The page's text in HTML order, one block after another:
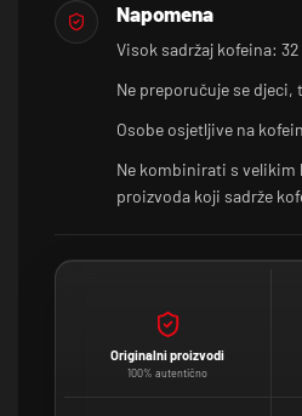
Napomena
Visok sadržaj kofeina:
Ne preporučuje se
Osobe osjetljive na
Ne kombinirati s velikim
proizvoda koji sadrže
Originalni proizvodi
100% autentično